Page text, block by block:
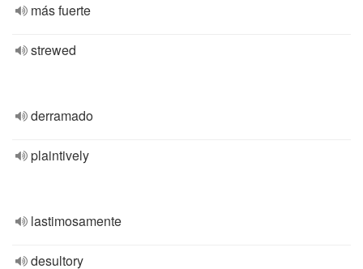
más fuerte
strewed
derramado
plaintively
lastimosamente
desultory